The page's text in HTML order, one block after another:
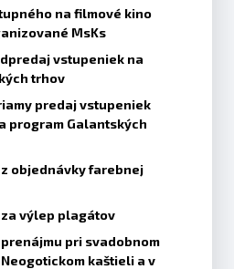
na filmové kino
MsKs
vstupeniek na
trhov
predaj vstupeniek
program Galantských
z objednávky farebnej
za výlep plagátov
pri svadobnom
kaštieli a v